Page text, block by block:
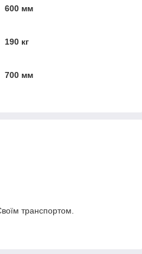
600 мм
190 кг
700 мм
транспортом.